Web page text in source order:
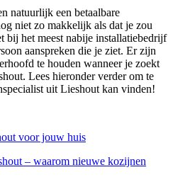
natuurlijk een betaalbare
niet zo makkelijk als dat je zou
bij het meest nabije installatiebedrijf
aanspreken die je ziet. Er zijn
te houden wanneer je zoekt
Lees hieronder verder om te
uit Lieshout kan vinden!
voor jouw huis
– waarom nieuwe kozijnen